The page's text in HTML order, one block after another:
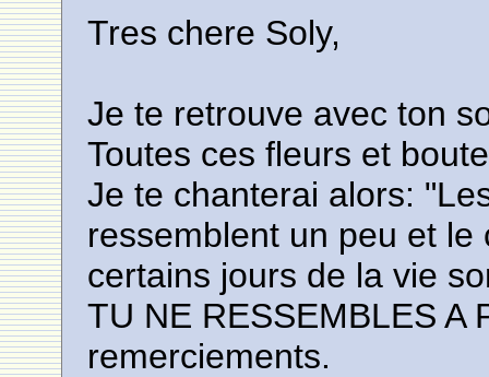
Tres chere Soly,
Je te retrouve avec ton
Toutes ces fleurs et
Je te chanterai alors:
ressemblent un peu et
certains jours de la vie
TU NE RESSEMBLES A
remerciements.